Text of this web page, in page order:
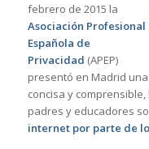
febrero de 2015 la
Asociación Profesional
Española de
Privacidad (APEP)
presentó en Madrid
concisa y
padres y educadores
internet por parte de